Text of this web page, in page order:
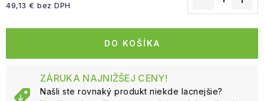
49,13 € bez DPH
DO KOŠÍKA
ZÁRUKA NAJNIŽŠEJ CENY!
Našli ste rovnaký produkt niekde lacnejšie?